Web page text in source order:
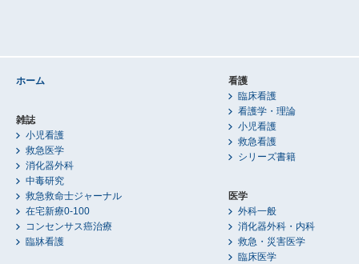
ホーム
雑誌
小児看護
救急医学
消化器外科
中毒研究
救急救命士ジャーナル
在宅新療0-100
コンセンサス癌治療
臨牀看護
看護
臨床看護
看護学・理論
小児看護
救急看護
シリーズ書籍
医学
外科一般
消化器外科・内科
救急・災害医学
臨床医学